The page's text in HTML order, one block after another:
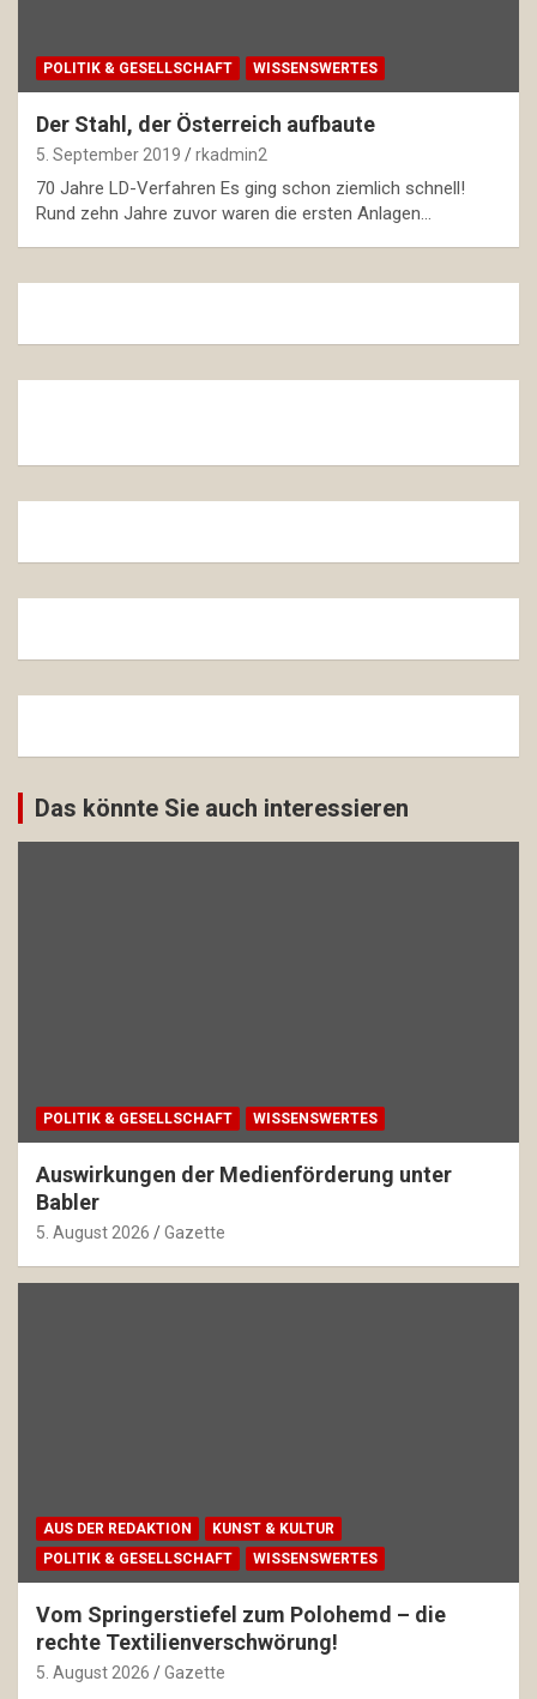
POLITIK & GESELLSCHAFT WISSENSWERTES
Der Stahl, der Österreich aufbaute
5. September 2019 rkadmin2
70 Jahre LD-Verfahren Es ging schon ziemlich schnell!
Rund zehn Jahre zuvor waren die ersten Anlagen…
Das könnte Sie auch interessieren
POLITIK & GESELLSCHAFT WISSENSWERTES
Auswirkungen der Medienförderung unter
Babler
5. August 2026 Gazette
AUS DER REDAKTION
KUNST & KULTUR
POLITIK & GESELLSCHAFT
WISSENSWERTES
Vom Springerstiefel zum Polohemd – die
rechte Textilienverschwörung!
5. August 2026 Gazette